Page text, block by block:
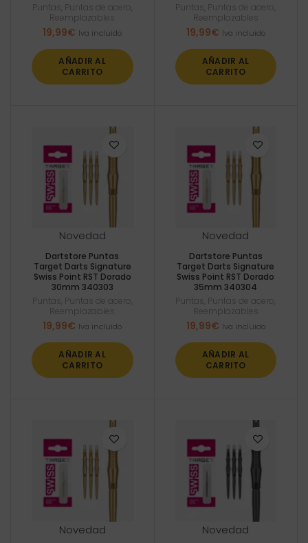
Puntas Puntas de acero
Reemplazables
19,99€ Iva incluido
AÑADIR AL
CARRITO
Puntas Puntas de acero
Reemplazables
19,99€ Iva incluido
AÑADIR AL
CARRITO
Novedad
Dartstore Puntas
Target Darts Signature
Swiss Point RST Dorado
30mm 340303
Puntas Puntas de acero
Reemplazables
19,99€ Iva incluido
AÑADIR AL
CARRITO
Novedad
Dartstore Puntas
Target Darts Signature
Swiss Point RST Dorado
35mm 340304
Puntas Puntas de acero
Reemplazables
19,99€ Iva incluido
AÑADIR AL
CARRITO
Novedad Novedad